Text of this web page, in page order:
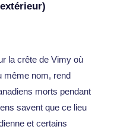
la crête de Vimy où
même nom, rend
morts pendant
savent que ce lieu
et certains